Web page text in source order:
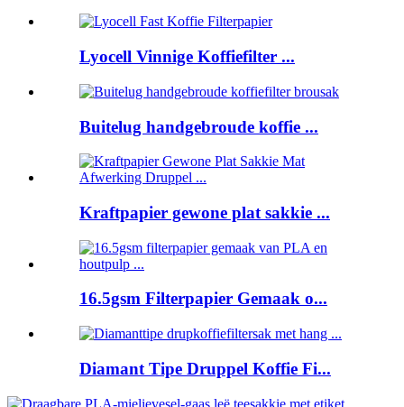
Lyocell Vinnige Koffiefilter ...
Buitelug handgebroude koffie ...
Kraftpapier gewone plat sakkie ...
16.5gsm Filterpapier Gemaak o...
Diamant Tipe Druppel Koffie Fi...